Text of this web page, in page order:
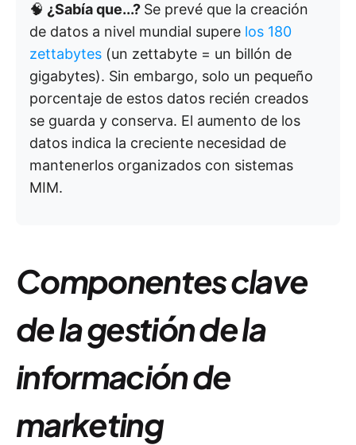
🧠 ¿Sabía que...? Se prevé que la creación
de datos a nivel mundial supere los 180
zettabytes (un zettabyte = un billón de
gigabytes). Sin embargo, solo un pequeño
porcentaje de estos datos recién creados
se guarda y conserva. El aumento de los
datos indica la creciente necesidad de
mantenerlos organizados con sistemas
MIM.
Componentes clave
de la gestión de la
información de
marketing